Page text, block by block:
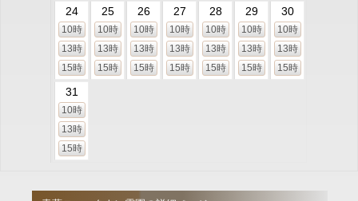
24
10時
13時
15時
25
10時
13時
15時
26
10時
13時
15時
27
10時
13時
15時
28
10時
13時
15時
29
10時
13時
15時
30
10時
13時
15時
31
10時
13時
15時